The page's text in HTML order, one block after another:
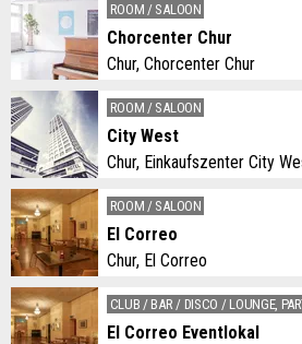
ROOM / SALOON
Chorcenter Chur
Chur, Chorcenter Chur
ROOM / SALOON
City West
Chur, Einkaufszenter City
ROOM / SALOON
El Correo
Chur, El Correo
CLUB / BAR / DISCO / LOUNGE,
El Correo Eventlokal